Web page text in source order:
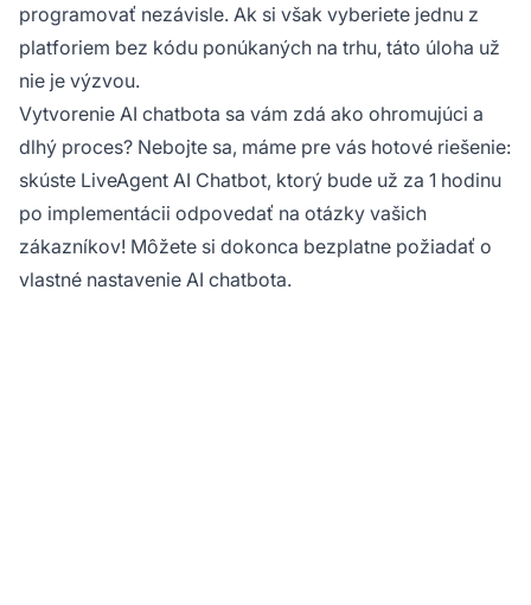
programovať nezávisle. Ak si však vyberiete jednu z
platforiem bez kódu ponúkaných na trhu, táto úloha už
nie je výzvou.
Vytvorenie AI chatbota sa vám zdá ako ohromujúci a
dlhý proces? Nebojte sa, máme pre vás hotové riešenie:
skúste LiveAgent AI Chatbot, ktorý bude už za 1 hodinu
po implementácii odpovedať na otázky vašich
zákazníkov! Môžete si dokonca bezplatne požiadať o
vlastné nastavenie AI chatbota.